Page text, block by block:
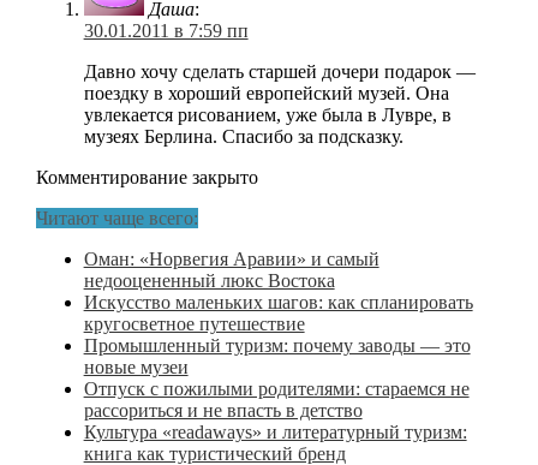
Даша:
30.01.2011 в 7:59 пп
Давно хочу сделать старшей дочери подарок —
поездку в хороший европейский музей. Она
увлекается рисованием, уже была в Лувре, в
музеях Берлина. Спасибо за подсказку.
Комментирование закрыто
Читают чаще всего:
Оман: «Норвегия Аравии» и самый
недооцененный люкс Востока
Искусство маленьких шагов: как спланировать
кругосветное путешествие
Промышленный туризм: почему заводы — это
новые музеи
Отпуск с пожилыми родителями: стараемся не
рассориться и не впасть в детство
Культура «readaways» и литературный туризм:
книга как туристический бренд